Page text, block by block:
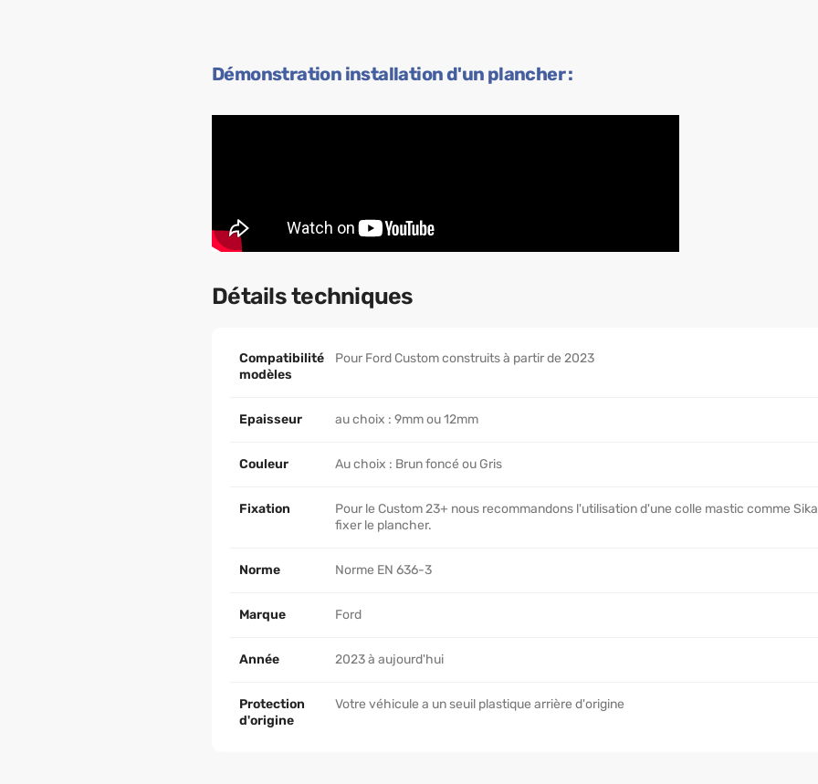
Démonstration installation d'un plancher :
Détails techniques
Compatibilité
modèles
Pour Ford Custom construits à partir de 2023
Epaisseur au choix : 9mm ou 12mm
Couleur Au choix : Brun foncé ou Gris
Fixation
Pour le Custom 23+ nous recommandons l'utilisation d'une colle mastic comme
fixer le plancher.
Norme Norme EN 636-3
Marque Ford
Année 2023 à aujourd'hui
Protection
d'origine
Votre véhicule a un seuil plastique arrière d'origine